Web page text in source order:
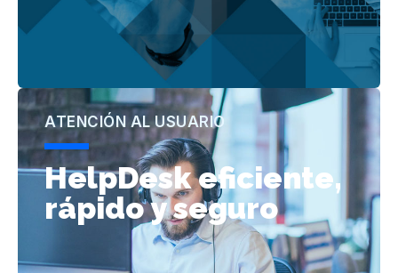
ATENCIÓN AL USUARIO
HelpDesk eficiente,
rápido y seguro